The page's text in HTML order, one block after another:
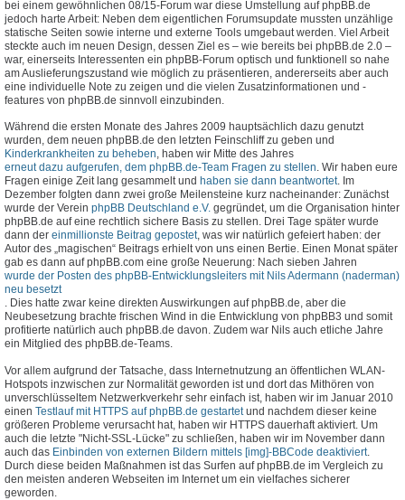
bei einem gewöhnlichen 08/15-Forum war diese Umstellung auf phpBB.de
jedoch harte Arbeit: Neben dem eigentlichen Forumsupdate mussten unzählige
statische Seiten sowie interne und externe Tools umgebaut werden. Viel Arbeit
steckte auch im neuen Design, dessen Ziel es – wie bereits bei phpBB.de 2.0 –
war, einerseits Interessenten ein phpBB-Forum optisch und funktionell so nahe
am Auslieferungszustand wie möglich zu präsentieren, andererseits aber auch
eine individuelle Note zu zeigen und die vielen Zusatzinformationen und -
features von phpBB.de sinnvoll einzubinden.
Während die ersten Monate des Jahres 2009 hauptsächlich dazu genutzt
wurden, dem neuen phpBB.de den letzten Feinschliff zu geben und
Kinderkrankheiten zu beheben, haben wir Mitte des Jahres
erneut dazu aufgerufen, dem phpBB.de-Team Fragen zu stellen. Wir haben eure
Fragen einige Zeit lang gesammelt und haben sie dann beantwortet. Im
Dezember folgten dann zwei große Meilensteine kurz nacheinander: Zunächst
wurde der Verein phpBB Deutschland e.V. gegründet, um die Organisation hinter
phpBB.de auf eine rechtlich sichere Basis zu stellen. Drei Tage später wurde
dann der einmillionste Beitrag gepostet, was wir natürlich gefeiert haben: der
Autor des „magischen“ Beitrags erhielt von uns einen Bertie. Einen Monat später
gab es dann auf phpBB.com eine große Neuerung: Nach sieben Jahren
wurde der Posten des phpBB-Entwicklungsleiters mit Nils Adermann (naderman)
neu besetzt
. Dies hatte zwar keine direkten Auswirkungen auf phpBB.de, aber die
Neubesetzung brachte frischen Wind in die Entwicklung von phpBB3 und somit
profitierte natürlich auch phpBB.de davon. Zudem war Nils auch etliche Jahre
ein Mitglied des phpBB.de-Teams.
Vor allem aufgrund der Tatsache, dass Internetnutzung an öffentlichen WLAN-
Hotspots inzwischen zur Normalität geworden ist und dort das Mithören von
unverschlüsseltem Netzwerkverkehr sehr einfach ist, haben wir im Januar 2010
einen Testlauf mit HTTPS auf phpBB.de gestartetund nachdem dieser keine
größeren Probleme verursacht hat, haben wir HTTPS dauerhaft aktiviert. Um
auch die letzte "Nicht-SSL-Lücke" zu schließen, haben wir im November dann
auch das Einbinden von externen Bildern mittels [img]-BBCode deaktiviert.
Durch diese beiden Maßnahmen ist das Surfen auf phpBB.de im Vergleich zu
den meisten anderen Webseiten im Internet um ein vielfaches sicherer
geworden.